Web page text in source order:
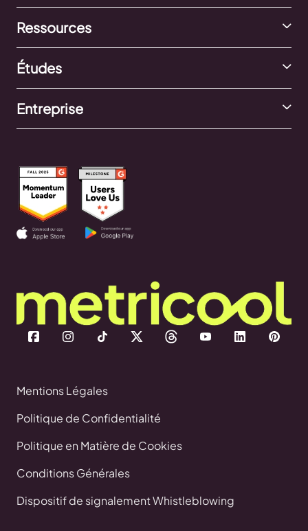
Ressources
Études
Entreprise
Mentions Légales
Politique de Confidentialité
Politique en Matière de Cookies
Conditions Générales
Dispositif de signalement Whistleblowing